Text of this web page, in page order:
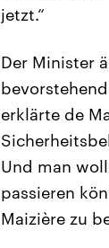
jetzt.“
Der Minister
erklärte de
Und man
passieren
Maizière zu